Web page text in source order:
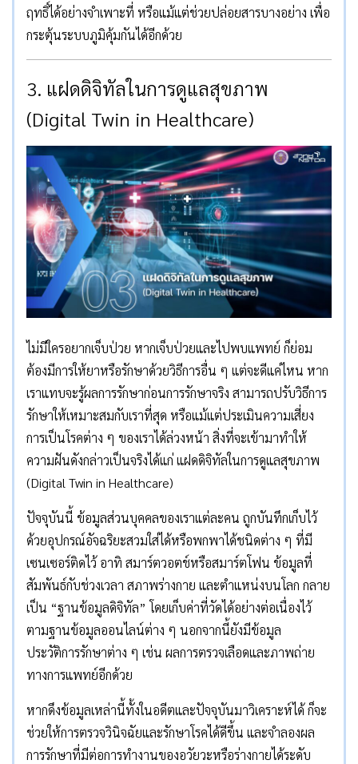
ฤทธิ์ได้อย่างจำเพาะที่ หรือแม้แต่ช่วยปล่อยสารบางอย่าง เพื่อ
กระตุ้นระบบภูมิคุ้มกันได้อีกด้วย
3. แฝดดิจิทัลในการดูแลสุขภาพ
(Digital Twin in Healthcare)
ไม่มีใครอยากเจ็บป่วย หากเจ็บป่วยและไปพบแพทย์ ก็ย่อม
ต้องมีการให้ยาหรือรักษาด้วยวิธีการอื่น ๆ แต่จะดีแค่ไหน หาก
เราแทบจะรู้ผลการรักษาก่อนการรักษาจริง สามารถปรับวิธีการ
รักษาให้เหมาะสมกับเราที่สุด หรือแม้แต่ประเมินความเสี่ยง
การเป็นโรคต่าง ๆ ของเราได้ล่วงหน้า สิ่งที่จะเข้ามาทำให้
ความฝันดังกล่าวเป็นจริงได้แก่ แฝดดิจิทัลในการดูแลสุขภาพ
(Digital Twin in Healthcare)
ปัจจุบันนี้ ข้อมูลส่วนบุคคลของเราแต่ละคน ถูกบันทึกเก็บไว้
ด้วยอุปกรณ์อัจฉริยะสวมใส่ได้หรือพกพาได้ชนิดต่าง ๆ ที่มี
เซนเซอร์ติดไว้ อาทิ สมาร์ตวอตช์หรือสมาร์ตโฟน ข้อมูลที่
สัมพันธ์กับช่วงเวลา สภาพร่างกาย และตำแหน่งบนโลก กลาย
เป็น “ฐานข้อมูลดิจิทัล” โดยเก็บค่าที่วัดได้อย่างต่อเนื่องไว้
ตามฐานข้อมูลออนไลน์ต่าง ๆ นอกจากนี้ยังมีข้อมูล
ประวัติการรักษาต่าง ๆ เช่น ผลการตรวจเลือดและภาพถ่าย
ทางการแพทย์อีกด้วย
หากดึงข้อมูลเหล่านี้ทั้งในอดีตและปัจจุบันมาวิเคราะห์ได้ ก็จะ
ช่วยให้การตรวจวินิจฉัยและรักษาโรคได้ดีขึ้น และจำลองผล
การรักษาที่มีต่อการทำงานของอวัยวะหรือร่างกายได้ระดับ